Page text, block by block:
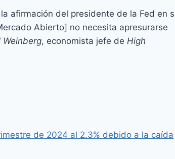
afirmación del presidente de la Fed en
Abierto] no necesita apresurarse
Weinberg, economista jefe de High
de 2024 al 2.3% debido a la caída